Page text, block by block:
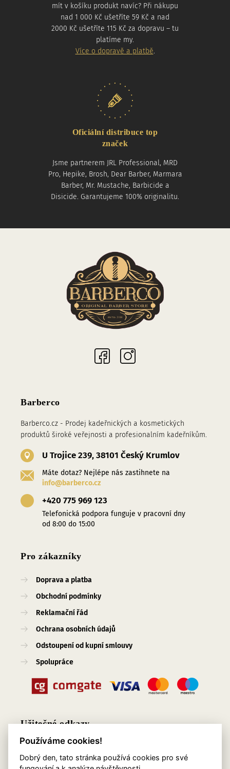
mít v košíku produkt navíc? Při nákupu
nad 1 000 Kč ušetříte 59 Kč a nad
2000 Kč ušetříte 115 Kč za dopravu – tu
platíme my.
Více o dopravě a platbě.
Oficiální distribuce top
značek
Jsme partnerem JRL Professional, MRD
Pro, Hepike, Brosh, Dear Barber, Marmara
Barber, Mr. Mustache, Barbicide a
Disicide. Garantujeme 100% originalitu.
Barberco
Barberco.cz - Prodej kadeřnických a kosmetických
produktů široké veřejnosti a profesionalním kadeřníkům.
U Trojice 239, 38101 Český Krumlov
Máte dotaz? Nejlépe nás zastihnete na
info@barberco.cz
+420 775 969 123
Telefonická podpora funguje v pracovní dny
od 8:00 do 15:00
Pro zákazníky
Doprava a platba
Obchodní podmínky
Reklamační řád
Ochrana osobních údajů
Odstoupení od kupní smlouvy
Spolupráce
Užitečné odkazy
O nás
Blog
Používáme cookies!
Dobrý den, tato stránka používá cookies pro své